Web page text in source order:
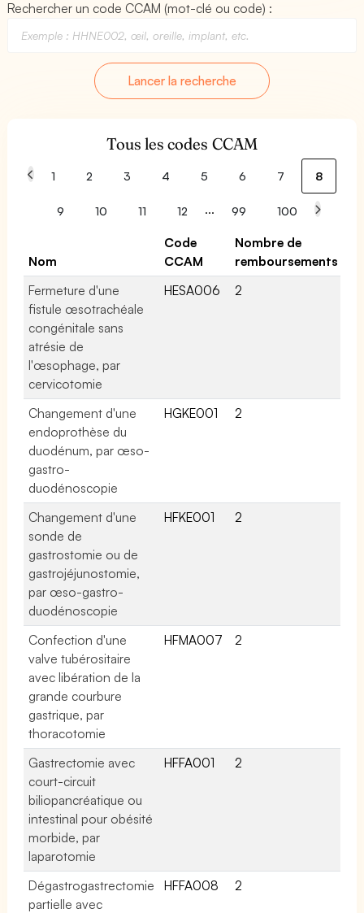
Rechercher un code CCAM (mot-clé ou code) :
Lancer la recherche
Tous les codes CCAM
1 2 3 4 5 6 7 8
9 10 11 12 ... 99 100
Nom
Code
CCAM
Nombre de
remboursements
Fermeture d'une
fistule œsotrachéale
congénitale sans
atrésie de
l'œsophage, par
cervicotomie
HESA006 2
Changement d'une
endoprothèse du
duodénum, par œso-
gastro-
duodénoscopie
HGKE001 2
Changement d'une
sonde de
gastrostomie ou de
gastrojéjunostomie,
par œso-gastro-
duodénoscopie
HFKE001 2
Confection d'une
valve tubérositaire
avec libération de la
grande courbure
gastrique, par
thoracotomie
HFMA007 2
Gastrectomie avec
court-circuit
biliopancréatique ou
intestinal pour obésité
morbide, par
laparotomie
HFFA001 2
Dégastrogastrectomie
partielle avec
HFFA008 2